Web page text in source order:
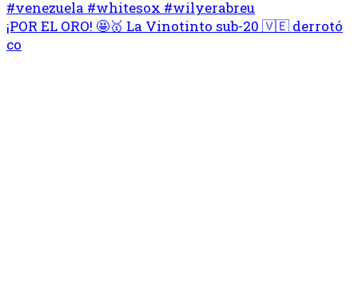
¡POR EL ORO! 🤩🥇 La Vinotinto sub-20 🇻🇪 derrotó
co